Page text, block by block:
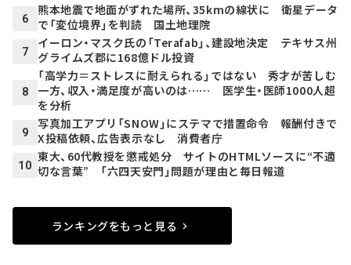
6
熊本地震で地面がずれた場所、35kmの線状に 衛星データ
で「変位境界」を判読 国土地理院
7
イーロン・マスク氏の「Terafab」、建設地決定 テキサス州
グライムズ郡に168億ドル投資
8
「高学力＝ストレスに耐えられる」ではない 秀才が苦しむ
一方、収入・満足度が高いのは…… 医学生・医師1000人超
を分析
9
写真加工アプリ「SNOW」にステマで措置命令 報酬付きで
X投稿依頼、広告表示なし 消費者庁
10
東大、60代教授を懲戒処分 サイトのHTMLソースに“不適
切な言葉” 「六四天安門」問題が理由と毎日報道
ランキングをもっと見る